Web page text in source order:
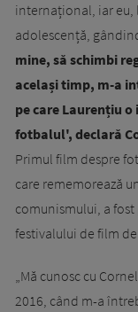
internațional, iar eu,
adolescență,
mine, să schimbi
același timp, m-a
pe care Laurențiu
fotbalul', declară
Primul film despre
care rememorează
comunismului, a
festivalului de film
„Mă cunosc cu
2016, când m-a